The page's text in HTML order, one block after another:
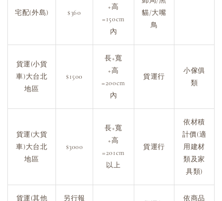
宅配(外島) $360
+高
=150cm
內
貓/大嘴
鳥
貨運(小貨
車)大台北
地區
$1500
長+寬
+高
=200cm
內
貨運行
小傢俱
類
貨運(大貨
車)大台北
地區
$3000
長+寬
+高
=201cm
以上
貨運行
依材積
計價(適
用建材
類及家
具類)
貨運(其他
另行報
依商品